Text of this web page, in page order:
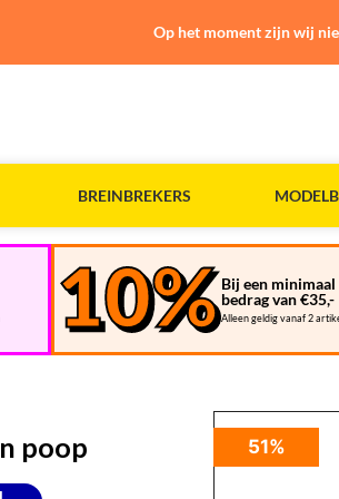
BREINBREKERS
Bij een minimaal
bedrag van €35,-
Alleen geldig vanaf 2
poop 51%
Op het moment zijn wij